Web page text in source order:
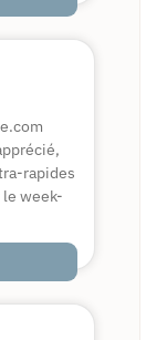
rapides
le week-